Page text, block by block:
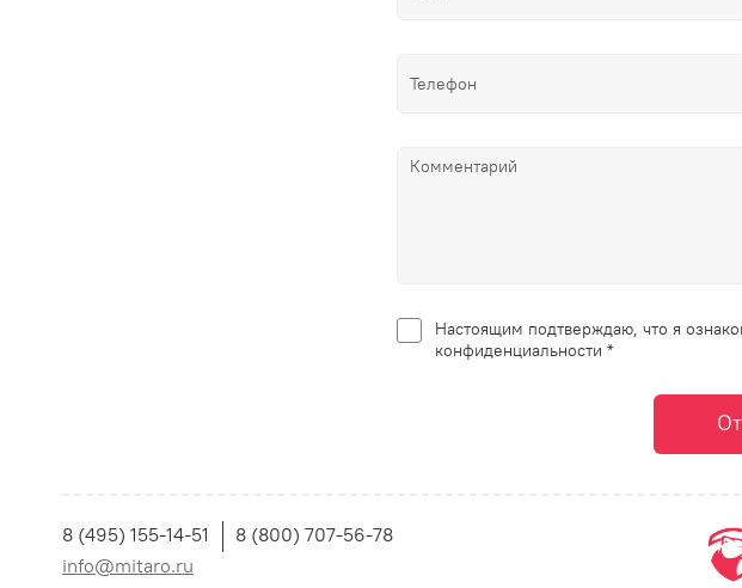
Настоящим подтверждаю, что я
конфиденциальности *
8 (495) 155-14-51
8 (800) 707-56-78
info@mitaro.ru